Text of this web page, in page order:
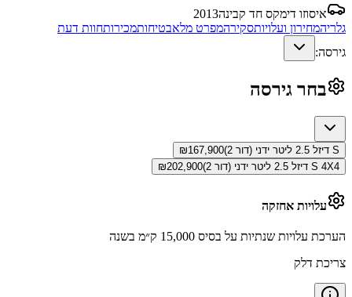
איסוזו דימקס חד קבינה2013
גלריהמחירון ועלויותסקירהמפרט מלאבטיחותמכירותחוות דעת
גירסה:
בחר גירסה
S דיזל 2.5 ליטר ידני (דור 2) ₪167,900
S 4X4 דיזל 2.5 ליטר ידני (דור 2)
₪202,900
עלויות אחזקה
הערכת עלויות שנתיות על בסיס 15,000 ק״מ בשנה
צריכת דלק